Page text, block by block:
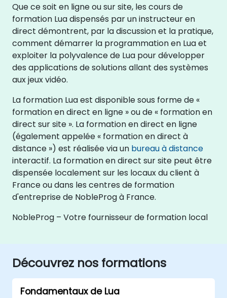
Que ce soit en ligne ou sur site, les cours de
formation Lua dispensés par un instructeur en
direct démontrent, par la discussion et la pratique,
comment démarrer la programmation en Lua et
exploiter la polyvalence de Lua pour développer
des applications de solutions allant des systèmes
aux jeux vidéo.
La formation Lua est disponible sous forme de «
formation en direct en ligne » ou de « formation en
direct sur site ». La formation en direct en ligne
(également appelée « formation en direct à
distance ») est réalisée via un bureau à distance
interactif. La formation en direct sur site peut être
dispensée localement sur les locaux du client à
France ou dans les centres de formation
d'entreprise de NobleProg à France.
NobleProg – Votre fournisseur de formation local
Découvrez nos formations
Fondamentaux de Lua